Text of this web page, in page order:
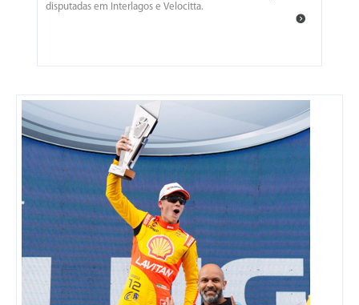
disputadas em Interlagos e Velocitta.